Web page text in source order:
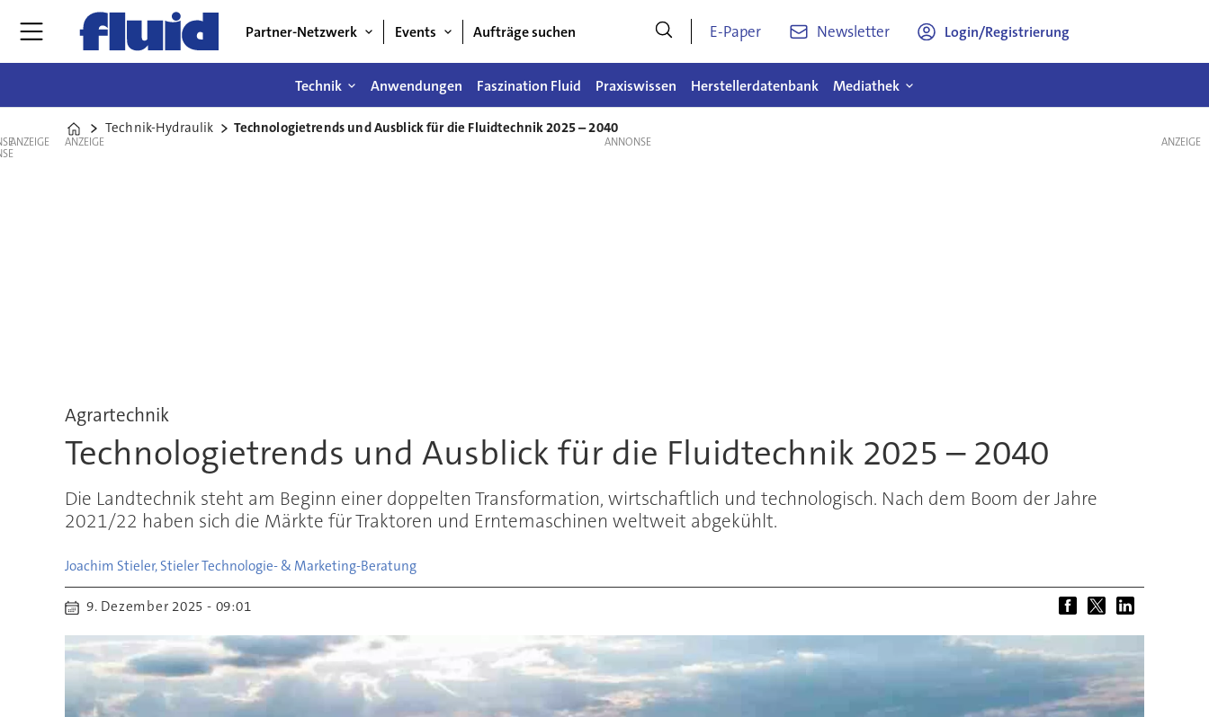
Partner-Netzwerk Events Aufträge suchen E-Paper Newsletter Login/Registrierung
Technik Anwendungen Faszination Fluid Praxiswissen Herstellerdatenbank Mediathek
Home
Technik-Hydraulik Technologietrends und Ausblick für die Fluidtechnik 2025 – 2040
ANZEIGE ANZEIGE
Agrartechnik
Technologietrends und Ausblick für die Fluidtechnik 2025 – 2040
Die Landtechnik steht am Beginn einer doppelten Transformation, wirtschaftlich und technologisch. Nach dem Boom der Jahre
2021/22 haben sich die Märkte für Traktoren und Erntemaschinen weltweit abgekühlt.
Joachim Stieler, Stieler Technologie- & Marketing-Beratung
9. Dezember 2025 - 09:01
ANZEIGE